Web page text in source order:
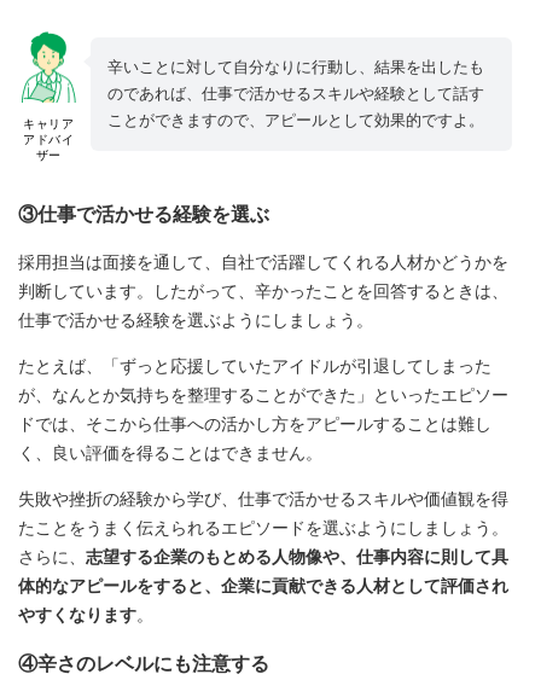
キャリア
アドバイ
ザー
辛いことに対して自分なりに行動し、結果を出したも
のであれば、仕事で活かせるスキルや経験として話す
ことができますので、アピールとして効果的ですよ。
③仕事で活かせる経験を選ぶ
採用担当は面接を通して、自社で活躍してくれる人材かどうかを
判断しています。したがって、辛かったことを回答するときは、
仕事で活かせる経験を選ぶようにしましょう。
たとえば、「ずっと応援していたアイドルが引退してしまった
が、なんとか気持ちを整理することができた」といったエピソー
ドでは、そこから仕事への活かし方をアピールすることは難し
く、良い評価を得ることはできません。
失敗や挫折の経験から学び、仕事で活かせるスキルや価値観を得
たことをうまく伝えられるエピソードを選ぶようにしましょう。
さらに、 志望する企業のもとめる人物像や、仕事内容に則して具
体的なアピールをすると、企業に貢献できる人材として評価され
やすくなります。
④辛さのレベルにも注意する